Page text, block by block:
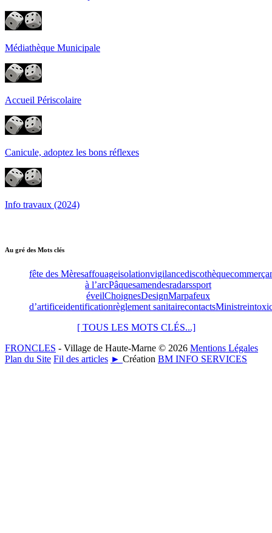
Médiathèque Municipale
Accueil Périscolaire
Canicule, adoptez les bons réflexes
Info travaux (2024)
Au gré des Mots clés
fête des Mèresaffouageisolationvigilancediscothèque
à l’arcPâquesamendesradarssport
éveilChoignesDesignMarpafeux
d’artificeidentificationrèglement sanitairecontactsMinistre
[ TOUS LES MOTS CLÉS...]
FRONCLES - Village de Haute-Marne © 2026 Mentions Légales
Plan du Site Fil des articles ► Création BM INFO SERVICES